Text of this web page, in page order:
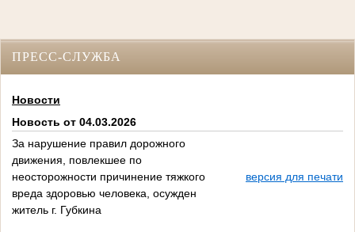
ПРЕСС-СЛУЖБА
Новости
Новость от 04.03.2026
За нарушение правил дорожного
движения, повлекшее по
неосторожности причинение тяжкого
вреда здоровью человека, осужден
житель г. Губкина
версия для печати